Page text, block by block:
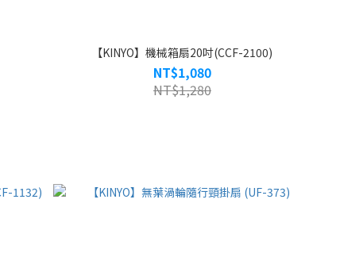
【KINYO】機械箱扇20吋(CCF-2100)
NT$1,080
NT$1,280